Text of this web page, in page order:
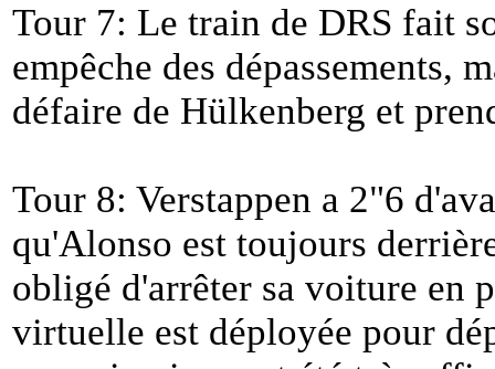
Tour 7: Le train de DRS fait
empêche des dépassements,
défaire de Hülkenberg et
Tour 8: Verstappen a 2"6
qu'Alonso est toujours
obligé d'arrêter sa voiture en
virtuelle est déployée pour